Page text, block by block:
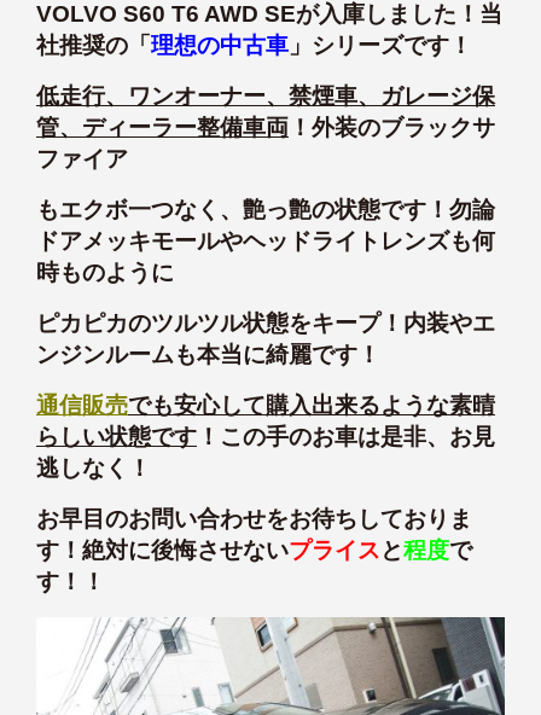
VOLVO S60 T6 AWD SEが入庫しました！当
社推奨の「 理想の中古車 」シリーズです！
低走行、ワンオーナー、禁煙車、ガレージ保
管、ディーラー整備車両 ！外装のブラックサ
ファイア
もエクボ一つなく、艶っ艶の状態です！勿論
ドアメッキモールやヘッドライトレンズも何
時ものように
ピカピカのツルツル状態をキープ！内装やエ
ンジンルームも本当に綺麗です！
通信販売でも安心して購入出来るような素晴
らしい状態です ！この手のお車は是非、お見
逃しなく！
お早目のお問い合わせをお待ちしておりま
す！絶対に後悔させないプライスと程度で
す！！